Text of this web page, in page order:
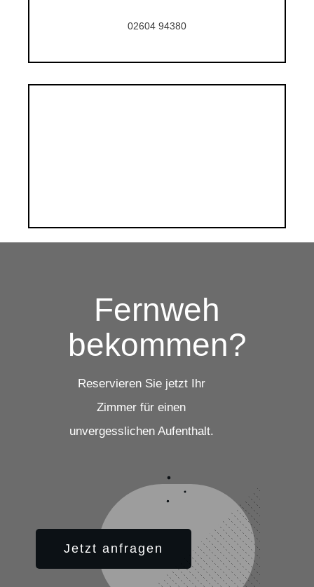
02604 94380
Fernweh
bekommen?
Reservieren Sie jetzt Ihr
Zimmer für einen
unvergesslichen Aufenthalt.
Jetzt anfragen